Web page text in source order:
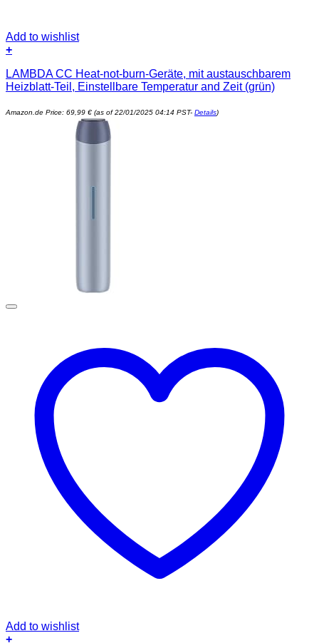
Add to wishlist
+
LAMBDA CC Heat-not-burn-Geräte, mit austauschbarem
Heizblatt-Teil, Einstellbare Temperatur and Zeit (grün)
Amazon.de Price: 69,99 € (as of 22/01/2025 04:14 PST- Details)
Add to wishlist
+